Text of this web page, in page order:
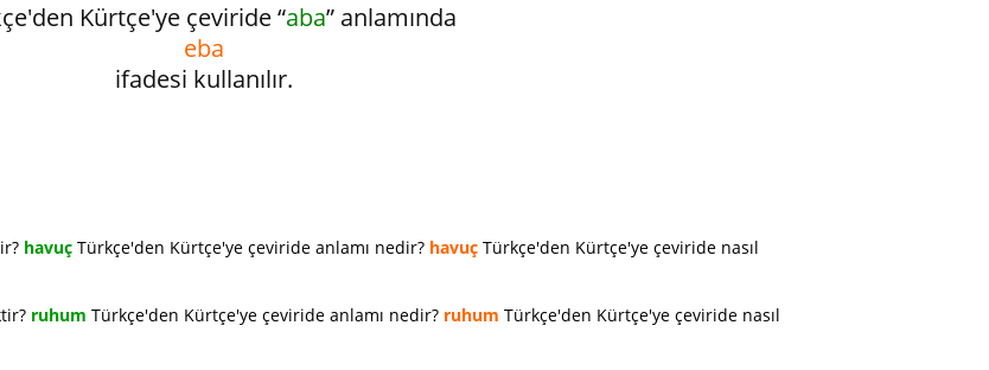
Kürtçe'ye çeviride “aba” anlamında
eba
ifadesi kullanılır.
havuç Türkçe'den Kürtçe'ye çeviride anlamı nedir? havuç Türkçe'den Kürtçe'ye çeviride nasıl
ruhum Türkçe'den Kürtçe'ye çeviride anlamı nedir? ruhum Türkçe'den Kürtçe'ye çeviride nasıl